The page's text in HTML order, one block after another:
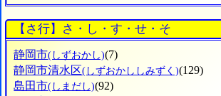
【さ行】さ・し・す・せ・そ
静岡市(しずおかし)(7)
静岡市清水区(しずおかししみずく)(129)
島田市(しまだし)(92)